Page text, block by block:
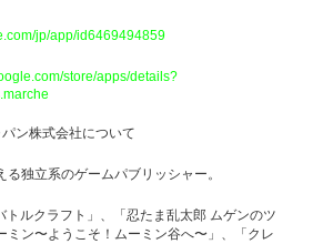
jp/app/id6469494859
store/apps/details?
ン株式会社について
独立系のゲームパブリッシャー。
トルクラフト」、「忍たま乱太郎 ムゲンのツ
ミン〜ようこそ！ムーミン谷へ〜」、「クレ